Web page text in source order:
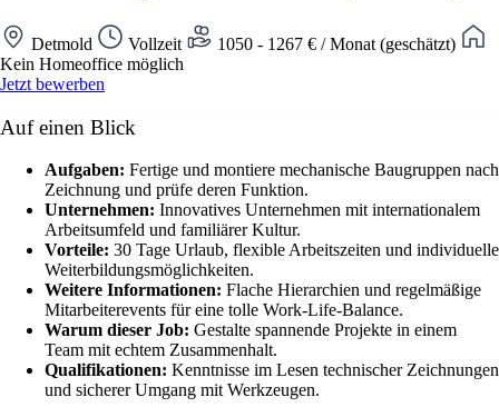
Detmold Vollzeit
1050 - 1267 € / Monat (geschätzt)
Kein Homeoffice möglich
Jetzt bewerben
Auf einen Blick
Aufgaben: Fertige und montiere mechanische Baugruppen nach
Zeichnung und prüfe deren Funktion.
Unternehmen: Innovatives Unternehmen mit internationalem
Arbeitsumfeld und familiärer Kultur.
Vorteile: 30 Tage Urlaub, flexible Arbeitszeiten und individuelle
Weiterbildungsmöglichkeiten.
Weitere Informationen: Flache Hierarchien und regelmäßige
Mitarbeiterevents für eine tolle Work-Life-Balance.
Warum dieser Job: Gestalte spannende Projekte in einem
Team mit echtem Zusammenhalt.
Qualifikationen: Kenntnisse im Lesen technischer Zeichnungen
und sicherer Umgang mit Werkzeugen.